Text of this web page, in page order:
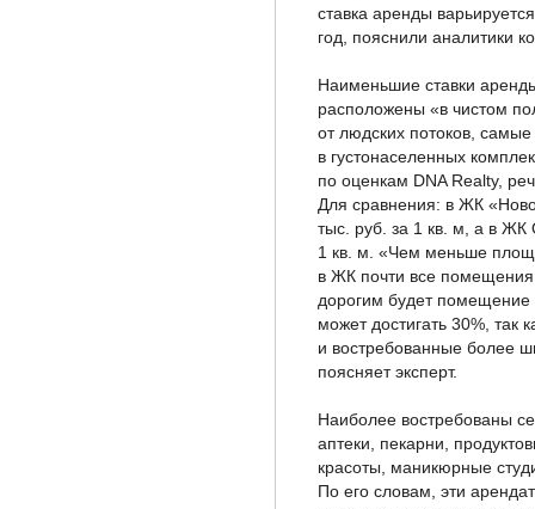
ставка аренды
год, пояснили аналитики
Наименьшие ставки
расположены «в чистом
от людских потоков,
в густонаселенных
по оценкам DNA Realty,
Для сравнения: в ЖК
тыс. руб. за 1 кв. м, а в ЖК
1 кв. м. «Чем меньше
в ЖК почти все
дорогим будет помещение
может достигать 30%, так
и востребованные более
поясняет эксперт.
Наиболее востребованы
аптеки, пекарни,
красоты, маникюрные
По его словам, эти